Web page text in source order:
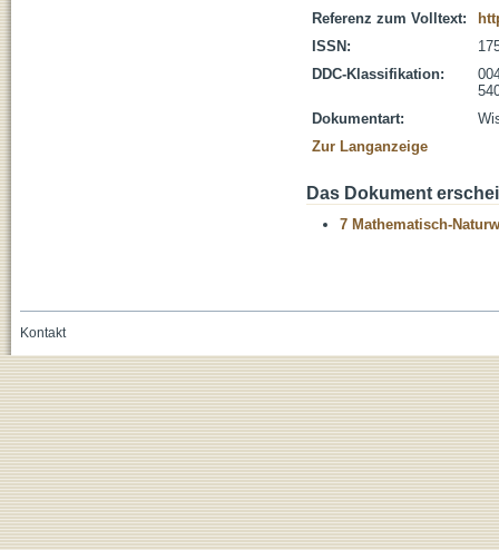
Referenz zum Volltext:
ISSN:
DDC-Klassifikation:
Dokumentart:
Zur Langanzeige
Das Dokument
7 Mathematisch-
Kontakt